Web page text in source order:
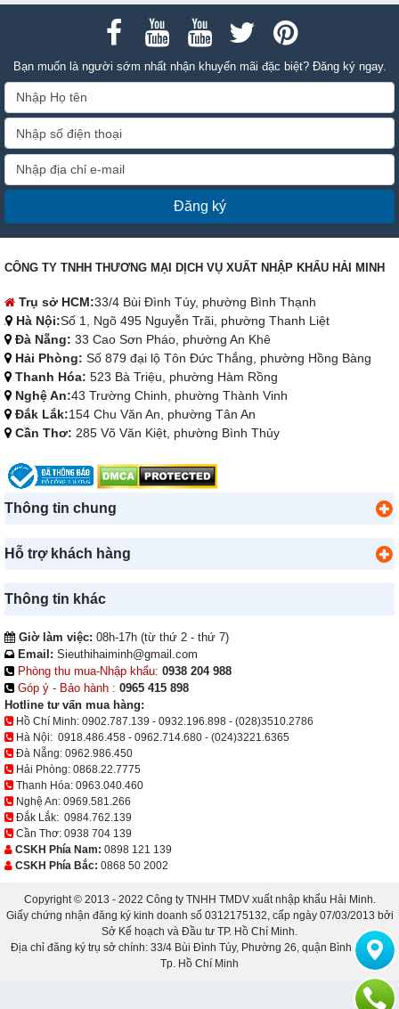
Bạn muốn là người sớm nhất nhận khuyến mãi đặc biệt? Đăng ký ngay.
Đăng ký
CÔNG TY TNHH THƯƠNG MẠI DỊCH VỤ XUẤT NHẬP KHẨU HẢI MINH
Trụ sở HCM:33/4 Bùi Đình Túy, phường Bình Thạnh
Hà Nội:Số 1, Ngõ 495 Nguyễn Trãi, phường Thanh Liệt
Đà Nẵng: 33 Cao Sơn Pháo, phường An Khê
Hải Phòng: Số 879 đại lộ Tôn Đức Thắng, phường Hồng Bàng
Thanh Hóa: 523 Bà Triệu, phường Hàm Rồng
Nghệ An:43 Trường Chinh, phường Thành Vinh
Đắk Lắk:154 Chu Văn An, phường Tân An
Cần Thơ: 285 Võ Văn Kiệt, phường Bình Thủy
Thông tin chung
Hỗ trợ khách hàng
Thông tin khác
Giờ làm việc: 08h-17h (từ thứ 2 - thứ 7)
Email: Sieuthihaiminh@gmail.com
Phòng thu mua-Nhập khẩu: 0938 204 988
Góp ý - Bảo hành : 0965 415 898
Hotline tư vấn mua hàng:
Hồ Chí Minh: 0902.787.139 - 0932.196.898 - (028)3510.2786
Hà Nội: 0918.486.458 - 0962.714.680 - (024)3221.6365
Đà Nẵng: 0962.986.450
Hải Phòng: 0868.22.7775
Thanh Hóa: 0963.040.460
Nghệ An: 0969.581.266
Đắk Lắk: 0984.762.139
Cần Thơ: 0938 704 139
CSKH Phía Nam: 0898 121 139
CSKH Phía Bắc: 0868 50 2002
Copyright © 2013 - 2022 Công ty TNHH TMDV xuất nhập khẩu Hải Minh.
Giấy chứng nhận đăng ký kinh doanh số 0312175132, cấp ngày 07/03/2013 bởi
Sở Kế hoạch và Đầu tư TP. Hồ Chí Minh.
Địa chỉ đăng ký trụ sở chính: 33/4 Bùi Đình Túy, Phường 26, quận Bình Thạnh,
Tp. Hồ Chí Minh